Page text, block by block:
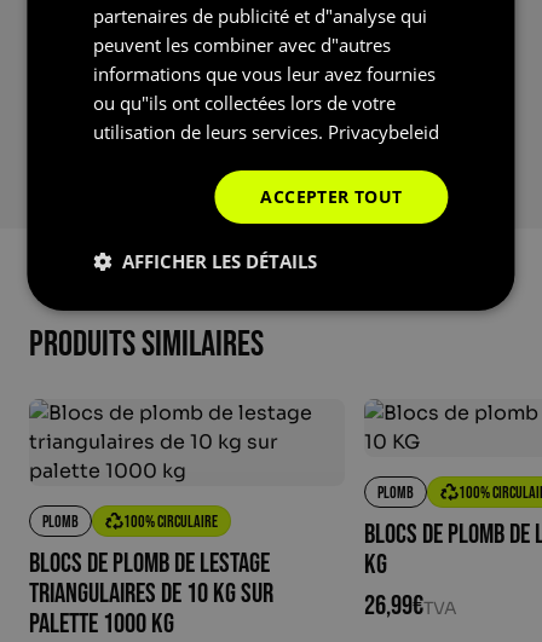
Toute notre histoire
Produits similaires
Plomb 100% circulaire
Blocs de plomb de lestage
triangulaires de 10 kg sur
palette 1000 kg
Plomb 100%
Blocs de plomb de
KG
26,99€TVA
partenaires de publicité et d"analyse qui
peuvent les combiner avec d"autres
informations que vous leur avez fournies
ou qu"ils ont collectées lors de votre
utilisation de leurs services. Privacybeleid
ACCEPTER TOUT
AFFICHER LES DÉTAILS